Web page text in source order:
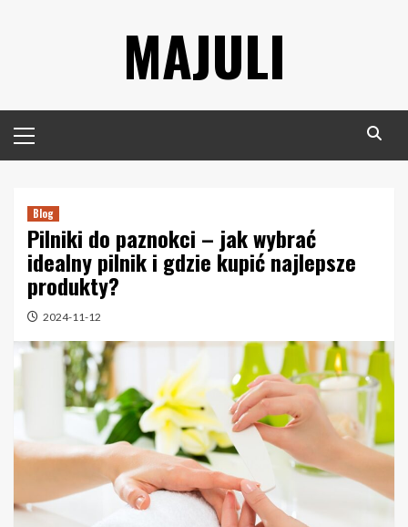
MAJULI
Menu
Blog
Pilniki do paznokci – jak wybrać
idealny pilnik i gdzie kupić najlepsze
produkty?
2024-11-12